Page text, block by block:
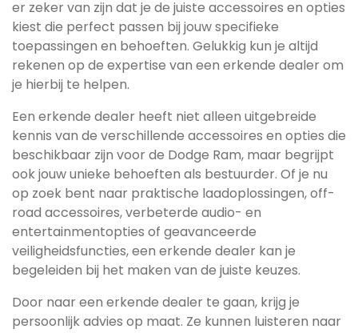
er zeker van zijn dat je de juiste accessoires en opties
kiest die perfect passen bij jouw specifieke
toepassingen en behoeften. Gelukkig kun je altijd
rekenen op de expertise van een erkende dealer om
je hierbij te helpen.
Een erkende dealer heeft niet alleen uitgebreide
kennis van de verschillende accessoires en opties die
beschikbaar zijn voor de Dodge Ram, maar begrijpt
ook jouw unieke behoeften als bestuurder. Of je nu
op zoek bent naar praktische laadoplossingen, off-
road accessoires, verbeterde audio- en
entertainmentopties of geavanceerde
veiligheidsfuncties, een erkende dealer kan je
begeleiden bij het maken van de juiste keuzes.
Door naar een erkende dealer te gaan, krijg je
persoonlijk advies op maat. Ze kunnen luisteren naar